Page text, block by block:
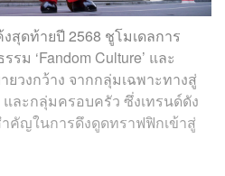
สุดท้ายปี 2568 ชูโมเดลการ
ม ‘Fandom Culture’ และ
วงกว้าง จากกลุ่มเฉพาะทางสู่
ละกลุ่มครอบครัว ซึ่งเทรนด์ดัง
คัญในการดึงดูดทราฟฟิกเข้าสู่